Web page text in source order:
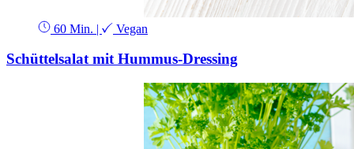
60 Min. | Vegan
Schüttelsalat mit Hummus-Dressing